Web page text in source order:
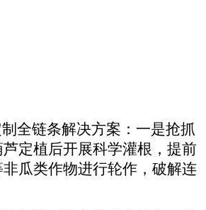
全链条解决方案：一是抢抓
定植后开展科学灌根，提前
瓜类作物进行轮作，破解连